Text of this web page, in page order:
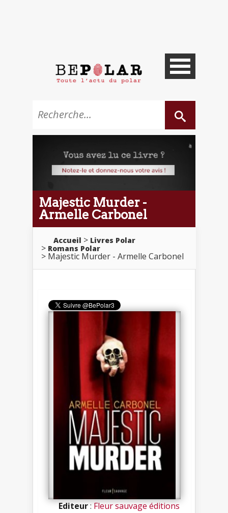
Majestic Murder -
Armelle Carbonel
Accueil
Livres Polar
Romans Polar
Majestic Murder - Armelle Carbonel
Editeur:Fleur sauvage éditions